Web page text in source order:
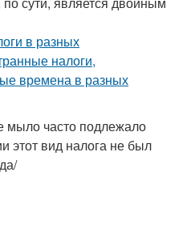
мыло часто подлежало
этот вид налога не был